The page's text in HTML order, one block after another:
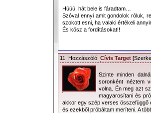
Húúú, hát bele is fáradtam…
Szóval ennyi amit gondolok róluk,
szokott esni, ha valaki értékeli
És kösz a fordításokat!!
11. Hozzászóló: Cívis Target
Szinte minden
soronként néztem
volna. Én meg azt
magyarosítani és
akkor egy szép verses összefüggő
és ezekből próbáltam meríteni. A